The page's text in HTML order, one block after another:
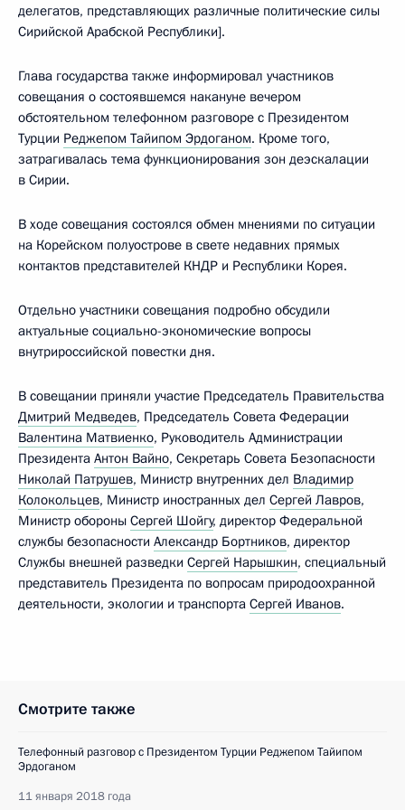
делегатов, представляющих различные политические силы
Сирийской Арабской Республики].
Глава государства также информировал участников
совещания о состоявшемся накануне вечером
обстоятельном телефонном разговоре с Президентом
Турции Реджепом Тайипом Эрдоганом. Кроме того,
затрагивалась тема функционирования зон деэскалации
в Сирии.
В ходе совещания состоялся обмен мнениями по ситуации
на Корейском полуострове в свете недавних прямых
контактов представителей КНДР и Республики Корея.
Отдельно участники совещания подробно обсудили
актуальные социально-экономические вопросы
внутрироссийской повестки дня.
В совещании приняли участие Председатель Правительства
Дмитрий Медведев, Председатель Совета Федерации
Валентина Матвиенко, Руководитель Администрации
Президента Антон Вайно, Секретарь Совета Безопасности
Николай Патрушев, Министр внутренних дел Владимир
Колокольцев, Министр иностранных дел Сергей Лавров,
Министр обороны Сергей Шойгу, директор Федеральной
службы безопасности Александр Бортников, директор
Службы внешней разведки Сергей Нарышкин, специальный
представитель Президента по вопросам природоохранной
деятельности, экологии и транспорта Сергей Иванов.
Смотрите также
Телефонный разговор с Президентом Турции Реджепом Тайипом
Эрдоганом
11 января 2018 года